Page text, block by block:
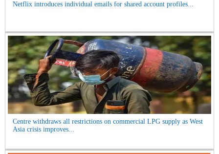
Netflix introduces individual emails for shared account profiles...
Centre withdraws all restrictions on commercial LPG supply as West
Asia crisis improves...